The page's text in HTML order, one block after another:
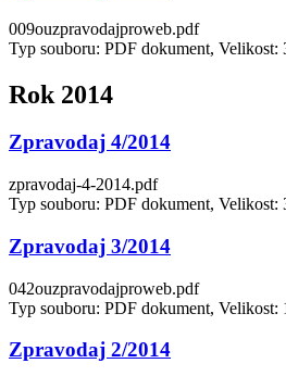
009ouzpravodajproweb.pdf
Typ souboru: PDF dokument, Velikost:
Rok 2014
Zpravodaj 4/2014
zpravodaj-4-2014.pdf
Typ souboru: PDF dokument, Velikost:
Zpravodaj 3/2014
042ouzpravodajproweb.pdf
Typ souboru: PDF dokument, Velikost:
Zpravodaj 2/2014